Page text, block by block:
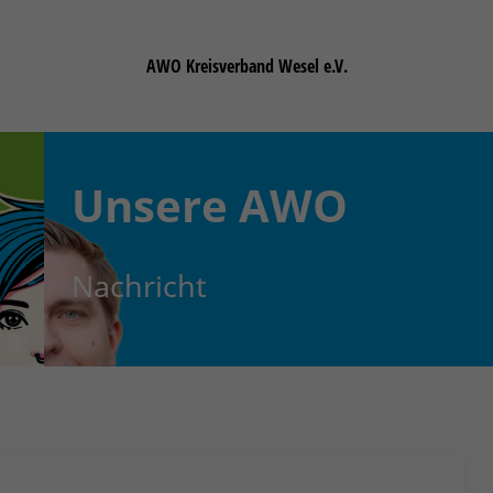
AWO Kreisverband Wesel e.V.
Unsere AWO
Nachricht